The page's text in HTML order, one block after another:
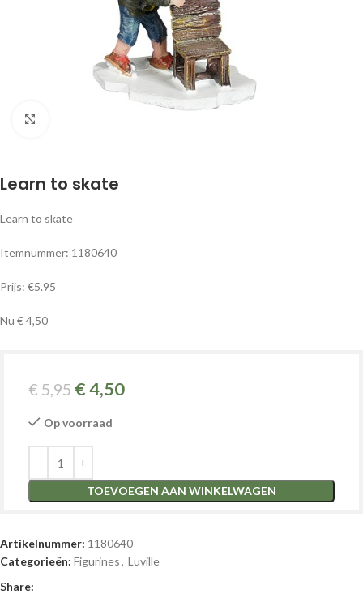
Learn to skate
Learn to skate
Itemnummer: 1180640
Prijs: €5.95
Nu € 4,50
€5,95 €4,50
Op voorraad
TOEVOEGEN AAN WINKELWAGEN
Artikelnummer: 1180640
Categorieën: Figurines, Luville
Share: